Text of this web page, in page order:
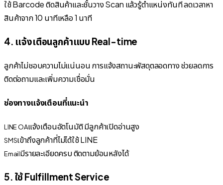
ใช้ Barcode ติดสินค้าและชั้นวาง Scan แล้วรู้ตำแหน่งทันที ลดเวลาหา
สินค้าจาก 10 นาทีเหลือ 1 นาที
4. แจ้งเตือนลูกค้าแบบ Real-time
ลูกค้าไม่ชอบความไม่แน่นอน การแจ้งสถานะพัสดุตลอดทาง ช่วยลดการ
ติดต่อถามและเพิ่มความเชื่อมั่น
ช่องทางแจ้งเตือนที่แนะนำ
LINE OAแจ้งเตือนอัตโนมัติ มีลูกค้าเปิดอ่านสูง
SMSเข้าถึงลูกค้าที่ไม่ได้ใช้ LINE
Emailมีรายละเอียดครบ ติดตามย้อนหลังได้
5. ใช้ Fulfillment Service